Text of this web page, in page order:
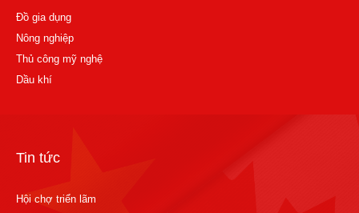
Đồ gia dụng
Nông nghiệp
Thủ công mỹ nghệ
Dầu khí
Tin tức
Hội chợ triển lãm